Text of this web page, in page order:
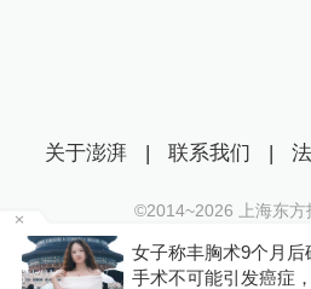
女子称丰胸术9个月后
手术不可能引发癌症
关于澎湃 | 联系我们 |
©2014~2026 上海东
沪ICP证：沪B2-20170116 |
互联网新闻信息服务许可